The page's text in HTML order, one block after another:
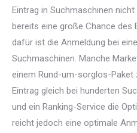
Eintrag in Suchmaschinen
bereits eine große Chance
dafür ist die Anmeldung bei
Suchmaschinen. Manche
einem Rund-um-sorglos-Paket
Eintrag gleich bei hunderten
und ein Ranking-Service die
reicht jedoch eine optimale